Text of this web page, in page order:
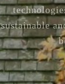
sustainable